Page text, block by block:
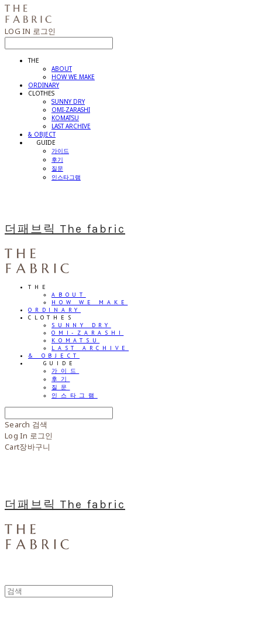
LOG IN 로그인
THE
ABOUT
HOW WE MAKE
ORDINARY
CLOTHES
SUNNY DRY
OMI-ZARASHI
KOMATSU
LAST ARCHIVE
& OBJECT
⠀⠀GUIDE
가이드
후기
질문
인스타그램
더패브릭 The fabric
THE
ABOUT
HOW WE MAKE
ORDINARY
CLOTHES
SUNNY DRY
OMI-ZARASHI
KOMATSU
LAST ARCHIVE
& OBJECT
⠀⠀GUIDE
가이드
후기
질문
인스타그램
Search 검색
Log In 로그인
Cart장바구니
더패브릭 The fabric